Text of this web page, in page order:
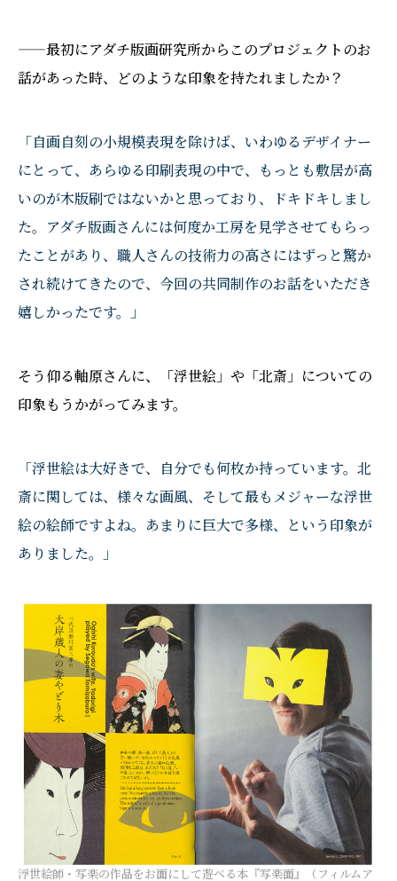
——最初にアダチ版画研究所からこのプロジェクトのお
話があった時、どのような印象を持たれましたか？
「自画自刻の小規模表現を除けば、いわゆるデザイナー
にとって、あらゆる印刷表現の中で、もっとも敷居が高
いのが木版刷ではないかと思っており、ドキドキしまし
た。アダチ版画さんには何度か工房を見学させてもらっ
たことがあり、職人さんの技術力の高さにはずっと驚か
され続けてきたので、今回の共同制作のお話をいただき
嬉しかったです。」
そう仰る軸原さんに、「浮世絵」や「北斎」についての
印象もうかがってみます。
「浮世絵は大好きで、自分でも何枚か持っています。北
斎に関しては、様々な画風、そして最もメジャーな浮世
絵の絵師ですよね。あまりに巨大で多様、という印象が
ありました。」
浮世絵師・写楽の作品をお面にして遊べる本『写楽面』（フィルムア